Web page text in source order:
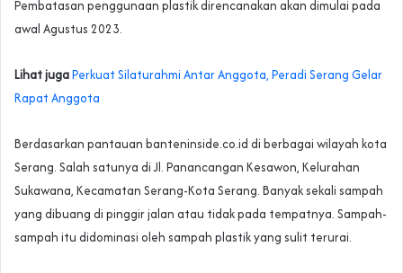
Pembatasan penggunaan plastik direncanakan akan dimulai pada
awal Agustus 2023.
Lihat jugaPerkuat Silaturahmi Antar Anggota, Peradi Serang Gelar
Rapat Anggota
Berdasarkan pantauan banteninside.co.id di berbagai wilayah kota
Serang. Salah satunya di Jl. Panancangan Kesawon, Kelurahan
Sukawana, Kecamatan Serang-Kota Serang. Banyak sekali sampah
yang dibuang di pinggir jalan atau tidak pada tempatnya. Sampah-
sampah itu didominasi oleh sampah plastik yang sulit terurai.